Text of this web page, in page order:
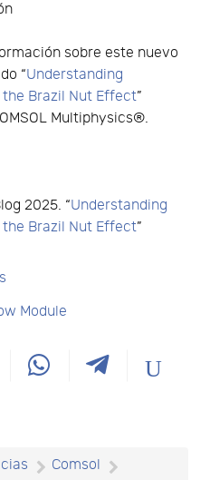
sobre este nuevo
“Understanding
Brazil Nut Effect”
Multiphysics®.
2025. “Understanding
Brazil Nut Effect”
Module
Comsol